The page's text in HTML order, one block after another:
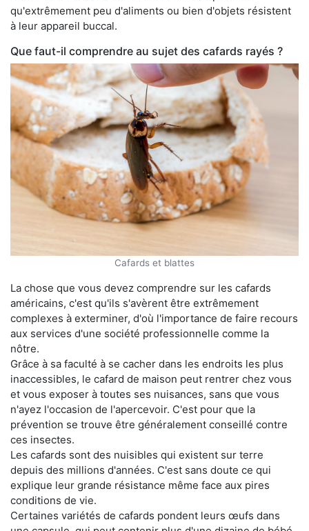
qu'extrêmement peu d'aliments ou bien d'objets résistent
à leur appareil buccal.
Que faut-il comprendre au sujet des cafards rayés ?
Cafards et blattes
La chose que vous devez comprendre sur les cafards
américains, c'est qu'ils s'avèrent être extrêmement
complexes à exterminer, d'où l'importance de faire recours
aux services d'une société professionnelle comme la
nôtre.
Grâce à sa faculté à se cacher dans les endroits les plus
inaccessibles, le cafard de maison peut rentrer chez vous
et vous exposer à toutes ses nuisances, sans que vous
n'ayez l'occasion de l'apercevoir. C'est pour que la
prévention se trouve être généralement conseillé contre
ces insectes.
Les cafards sont des nuisibles qui existent sur terre
depuis des millions d'années. C'est sans doute ce qui
explique leur grande résistance même face aux pires
conditions de vie.
Certaines variétés de cafards pondent leurs œufs dans